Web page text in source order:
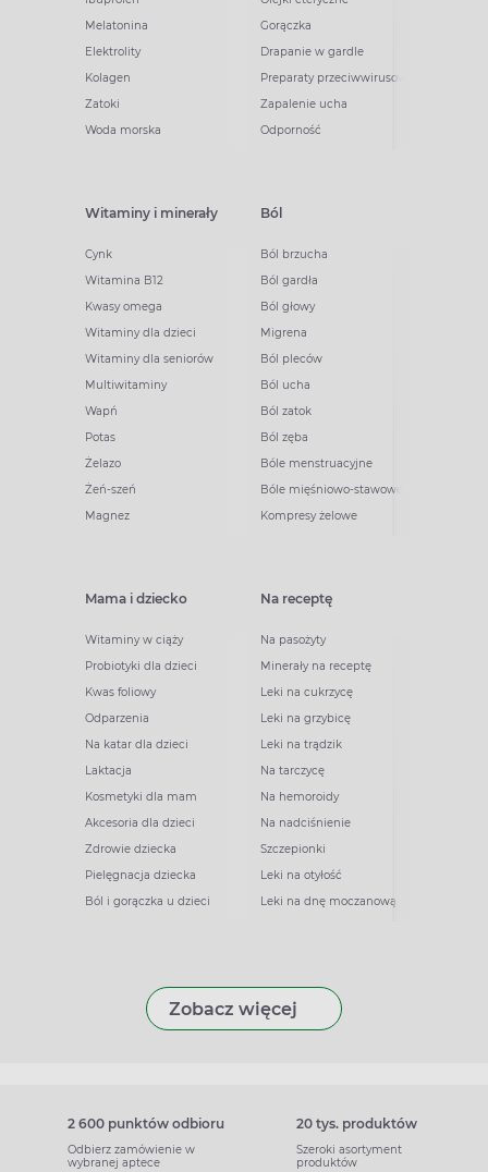
Melatonina
Elektrolity
Kolagen
Zatoki
Woda morska
Gorączka
Drapanie w gardle
Preparaty przeciwwirusowe
Zapalenie ucha
Odporność
Witaminy i minerały
Cynk
Witamina B12
Kwasy omega
Witaminy dla dzieci
Witaminy dla seniorów
Multiwitaminy
Wapń
Potas
Żelazo
Żeń-szeń
Magnez
Ból
Ból brzucha
Ból gardła
Ból głowy
Migrena
Ból pleców
Ból ucha
Ból zatok
Ból zęba
Bóle menstruacyjne
Bóle mięśniowo-stawowe
Kompresy żelowe
Mama i dziecko
Witaminy w ciąży
Probiotyki dla dzieci
Kwas foliowy
Odparzenia
Na katar dla dzieci
Laktacja
Kosmetyki dla mam
Akcesoria dla dzieci
Zdrowie dziecka
Pielęgnacja dziecka
Ból i gorączka u dzieci
Na receptę
Na pasożyty
Minerały na receptę
Leki na cukrzycę
Leki na grzybicę
Leki na trądzik
Na tarczycę
Na hemoroidy
Na nadciśnienie
Szczepionki
Leki na otyłość
Leki na dnę moczanową
Zobacz więcej
2 600 punktów odbioru
Odbierz zamówienie w
wybranej aptece
20 tys. produktów
Szeroki asortyment
produktów